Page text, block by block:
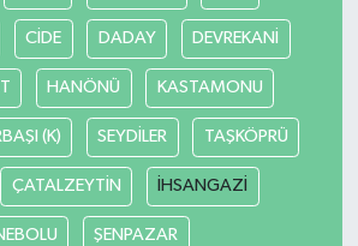
CİDE DADAY DEVREKANİ
HANÖNÜ KASTAMONU
(K) SEYDİLER TAŞKÖPRÜ
ÇATALZEYTİN İHSANGAZİ
ŞENPAZAR